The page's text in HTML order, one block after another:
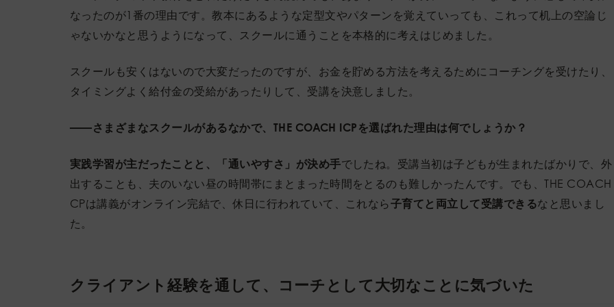
なったのが1番の理由です。教本にあるような定型文やパターンを覚えていっても、これって机上の空論じ
ゃないかなと思うようになって、スクールに通うことを本格的に考えはじめました。
スクールも安くはないので大変だったのですが、お金を貯める方法を考えるためにコーチングを受けたり、
タイミングよく給付金の受給があったりして、受講を決意しました。
——さまざまなスクールがあるなかで、THE COACH ICPを選ばれた理由は何でしょうか？
実践学習が主だったことと、「通いやすさ」が決め手でしたね。受講当初は子どもが生まれたばかりで、外
出することも、夫のいない昼の時間帯にまとまった時間をとるのも難しかったんです。でも、THE COACH
CPは講義がオンライン完結で、休日に行われていて、これなら子育てと両立して受講できるなと思いまし
た。
クライアント経験を通して、コーチとして大切なことに気づいた